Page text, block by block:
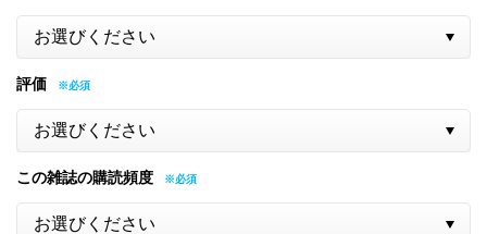
評価
この雑誌の購読頻度